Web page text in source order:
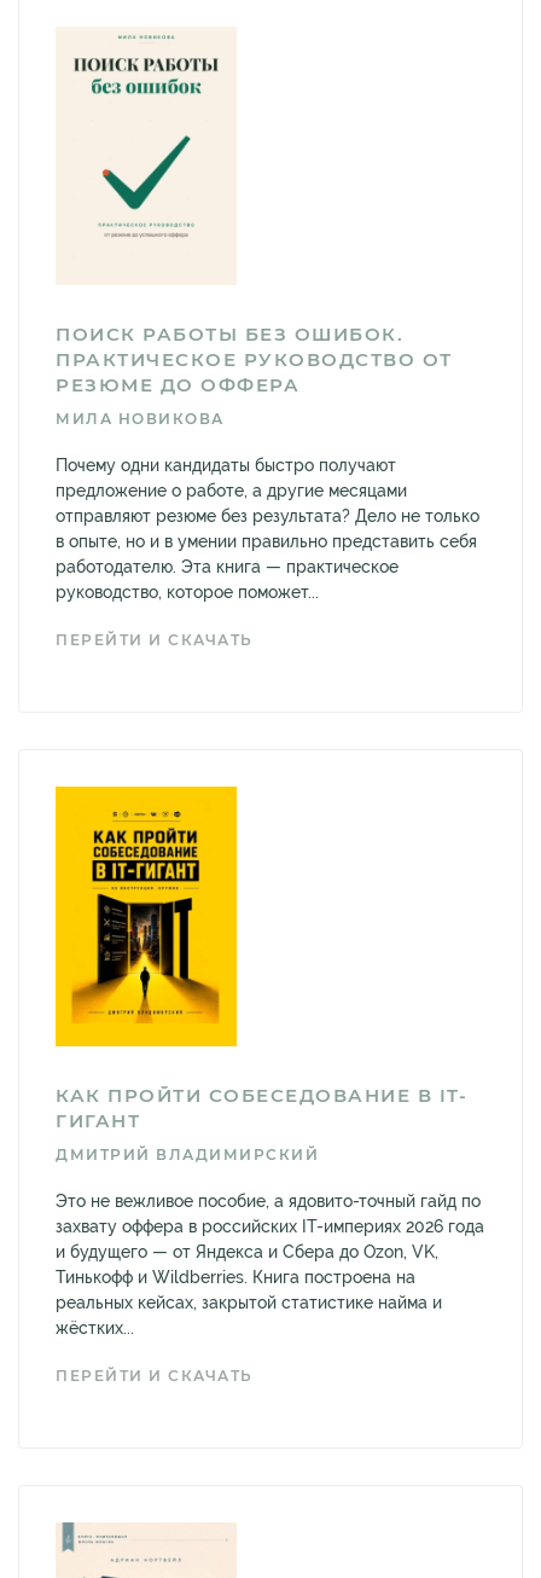
ПОИСК РАБОТЫ БЕЗ ОШИБОК.
ПРАКТИЧЕСКОЕ РУКОВОДСТВО ОТ
РЕЗЮМЕ ДО ОФФЕРА
МИЛА НОВИКОВА
Почему одни кандидаты быстро получают
предложение о работе, а другие месяцами
отправляют резюме без результата? Дело не только
в опыте, но и в умении правильно представить себя
работодателю. Эта книга — практическое
руководство, которое поможет...
ПЕРЕЙТИ И СКАЧАТЬ
КАК ПРОЙТИ СОБЕСЕДОВАНИЕ В IT-
ГИГАНТ
ДМИТРИЙ ВЛАДИМИРСКИЙ
Это не вежливое пособие, а ядовито-точный гайд по
захвату оффера в российских IT-империях 2026 года
и будущего — от Яндекса и Сбера до Ozon, VK,
Тинькофф и Wildberries. Книга построена на
реальных кейсах, закрытой статистике найма и
жёстких...
ПЕРЕЙТИ И СКАЧАТЬ